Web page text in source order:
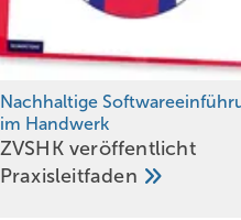
Nachhaltige
im Handwerk
ZVSHK veröffentlicht
Praxisle itfaden